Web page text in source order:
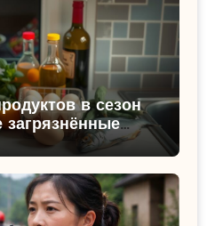
в сезон
загрязнённые
нельзя